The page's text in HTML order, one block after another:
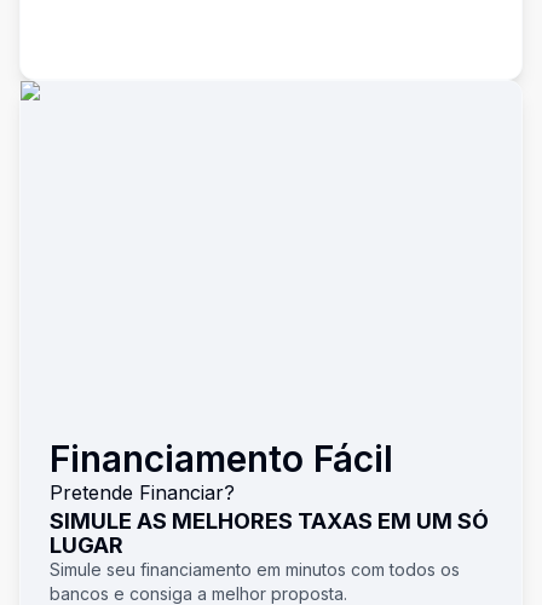
Financiamento Fácil
Pretende Financiar?
SIMULE AS MELHORES TAXAS EM UM SÓ
LUGAR
Simule seu financiamento em minutos com todos os
bancos e consiga a melhor proposta.